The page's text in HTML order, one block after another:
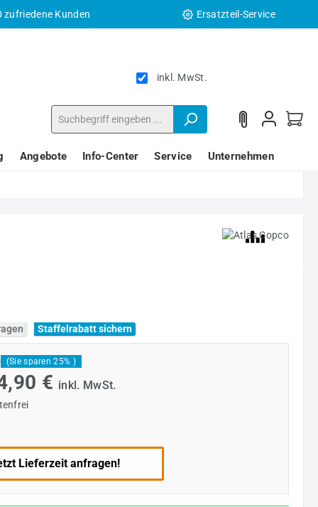
zufriedene Kunden Ersatzteil-Service
inkl. MwSt.
Angebote Info-Center Service Unternehmen
Staffelrabatt sichern
(Sie sparen 25% )
€ inkl. MwSt.
Lieferzeit anfragen!